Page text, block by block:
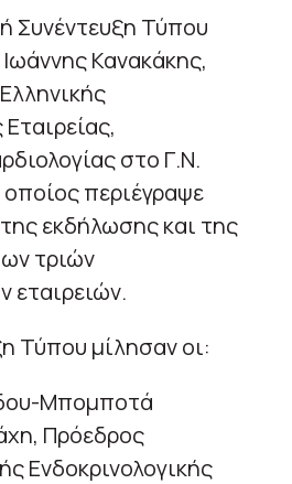
Συνέντευξη Τύπου
Κανακάκης,
στο Γ.Ν.
περιέγραψε
εκδήλωσης και της
τριών
εταιρειών.
Τύπου μίλησαν οι:
Μποµποτά
Πρόεδρος
Ενδοκρινολογικής